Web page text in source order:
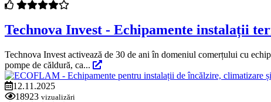
Technova Invest - Echipamente instalații
Technova Invest activează de 30 de ani în domeniul comerțului cu
pompe de căldură, ca...
12.11.2025
18923 vizualizări